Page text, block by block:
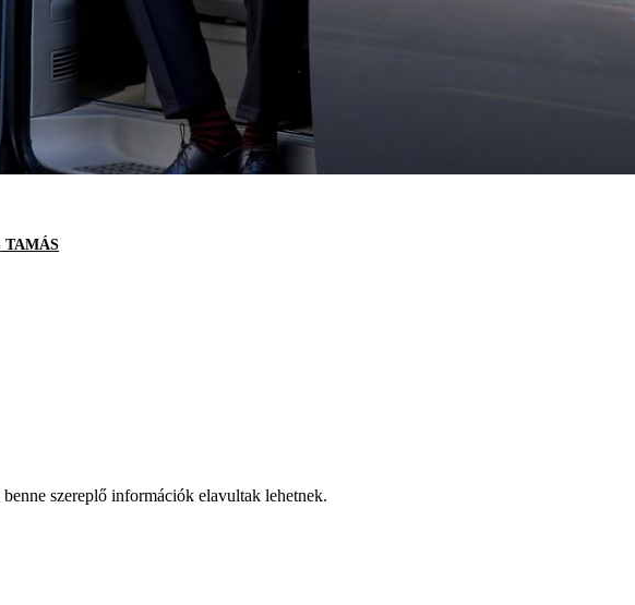
TAMÁS
szereplő információk elavultak lehetnek.